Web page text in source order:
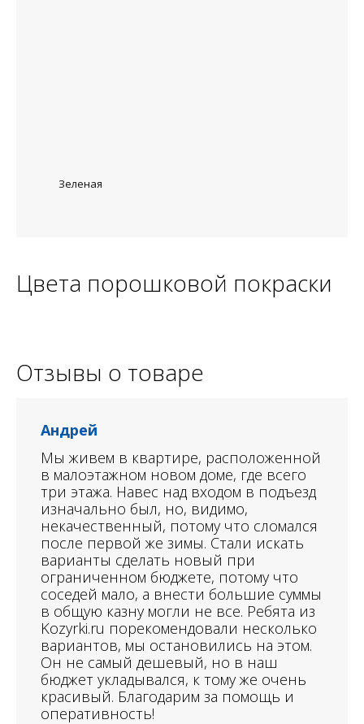
Зеленая
Цвета порошковой покраски
Отзывы о товаре
Андрей
Мы живем в квартире, расположенной
в малоэтажном новом доме, где всего
три этажа. Навес над входом в подъезд
изначально был, но, видимо,
некачественный, потому что сломался
после первой же зимы. Стали искать
варианты сделать новый при
ограниченном бюджете, потому что
соседей мало, а внести большие суммы
в общую казну могли не все. Ребята из
Kozyrki.ru порекомендовали несколько
вариантов, мы остановились на этом.
Он не самый дешевый, но в наш
бюджет укладывался, к тому же очень
красивый. Благодарим за помощь и
оперативность!